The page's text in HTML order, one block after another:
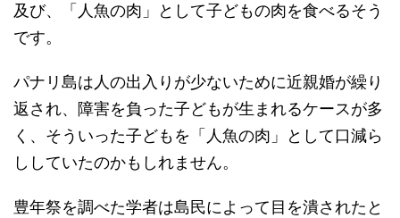
及び、「人魚の肉」として子どもの肉を食べるそう
です。
パナリ島は人の出入りが少ないために近親婚が繰り
返され、障害を負った子どもが生まれるケースが多
く、そういった子どもを「人魚の肉」として口減ら
ししていたのかもしれません。
豊年祭を調べた学者は島民によって目を潰されたと